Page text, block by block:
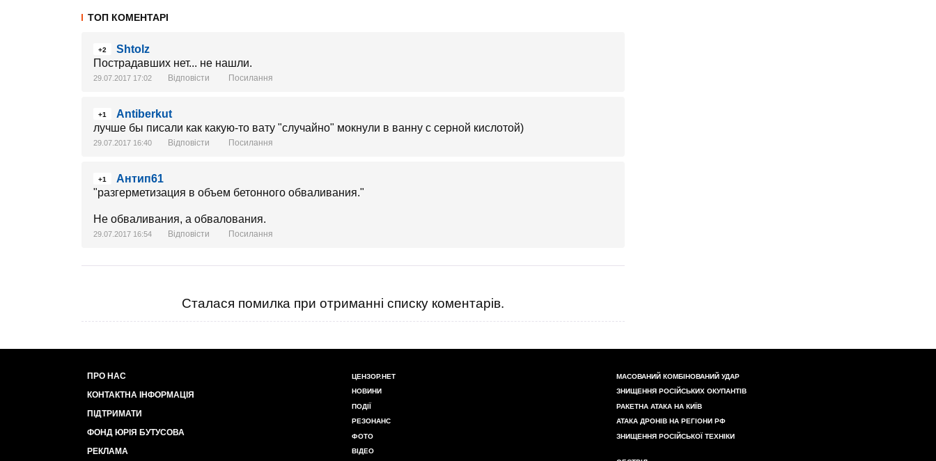
ТОП КОМЕНТАРІ
+2
Shtolz
Пострадавших нет... не нашли.
29.07.2017 17:02 Відповісти Посилання
+1
Antiberkut
лучше бы писали как какую-то вату "случайно" мокнули в ванну с серной кислотой)
29.07.2017 16:40 Відповісти Посилання
+1
Антип61
"разгерметизация в объем бетонного обваливания."
Не обваливания, а обвалования.
29.07.2017 16:54 Відповісти Посилання
Сталася помилка при отриманні списку коментарів.
ПРО НАС
КОНТАКТНА ІНФОРМАЦІЯ
ПІДТРИМАТИ
ФОНД ЮРІЯ БУТУСОВА
РЕКЛАМА
ЦЕНЗОР.НЕТ
НОВИНИ
ПОДІЇ
РЕЗОНАНС
ФОТО
ВІДЕО
МАСОВАНИЙ КОМБІНОВАНИЙ УДАР
ЗНИЩЕННЯ РОСІЙСЬКИХ ОКУПАНТІВ
РАКЕТНА АТАКА НА КИЇВ
АТАКА ДРОНІВ НА РЕГІОНИ РФ
ЗНИЩЕННЯ РОСІЙСЬКОЇ ТЕХНІКИ